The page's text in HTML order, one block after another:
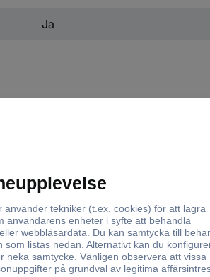
Ja